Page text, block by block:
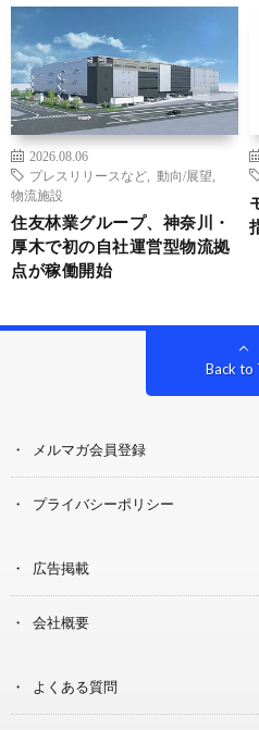
2026.08.06
プレスリリースなど
動向/展望
物流施設
住友林業グループ、神奈川・
厚木で初の自社運営型物流拠
点が稼働開始
Back to
メルマガ会員登録
プライバシーポリシー
広告掲載
会社概要
よくある質問